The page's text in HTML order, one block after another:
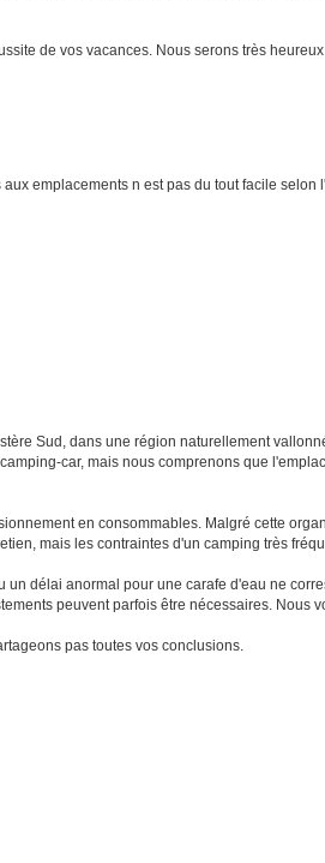
de vos vacances. Nous serons très
emplacements n est pas du tout facile selon
Sud, dans une région naturellement
car, mais nous comprenons que
en consommables. Malgré cette
mais les contraintes d'un camping très
délai anormal pour une carafe d'eau ne
peuvent parfois être nécessaires. Nous
pas toutes vos conclusions.